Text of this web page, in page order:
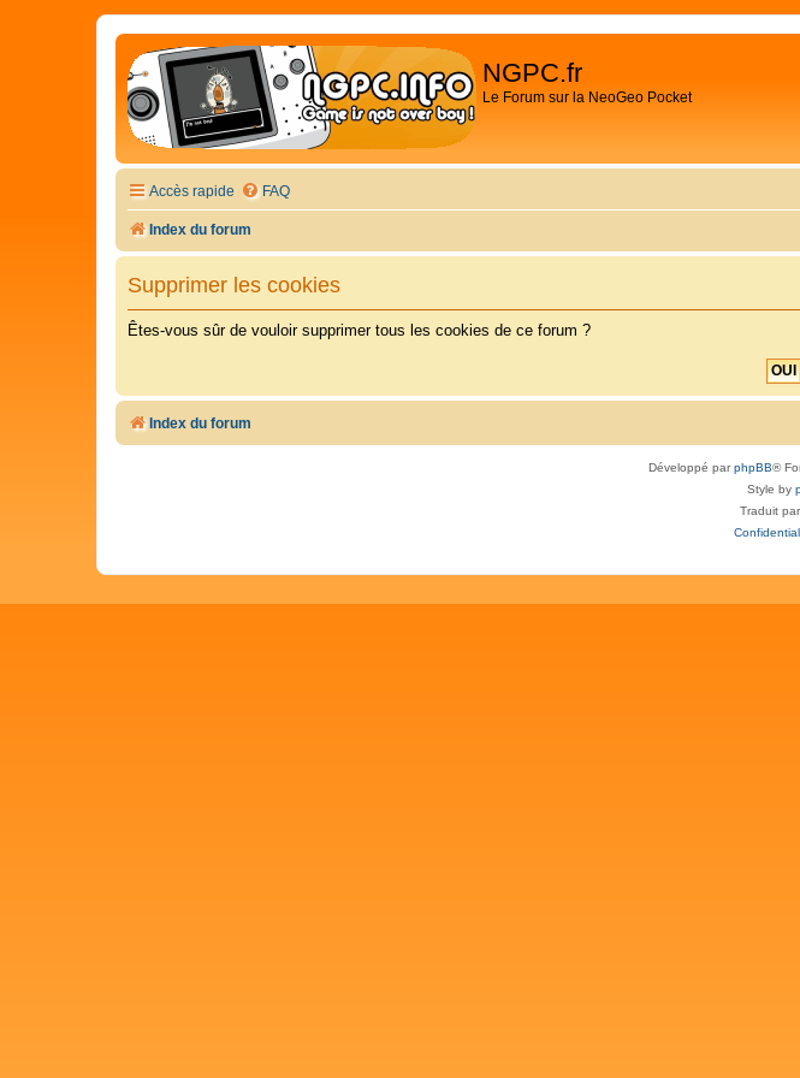
NGPC.fr
Le Forum sur la NeoGeo Pocket
Accès rapide FAQ
Index du forum
Supprimer les cookies
Êtes-vous sûr de vouloir supprimer tous les cookies de ce forum ?
Index du forum
Développé parphpBB®
Style by
Traduit par